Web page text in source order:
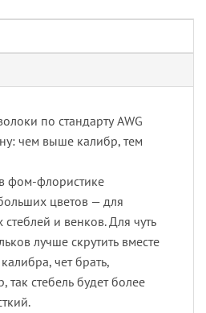
по стандарту AWG
чем выше калибр, тем
фом-флористике
цветов — для
стеблей и венков. Для чуть
лучше скрутить вместе
чет брать,
стебель будет более